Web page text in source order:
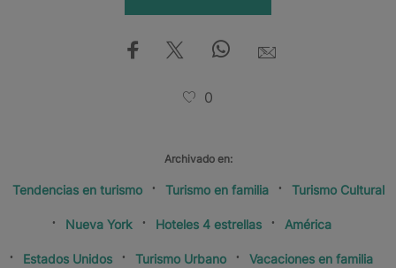
0
Archivado en:
Tendencias en turismo Turismo en familia Turismo Cultural
Nueva York Hoteles 4 estrellas América
Estados Unidos Turismo Urbano Vacaciones en familia